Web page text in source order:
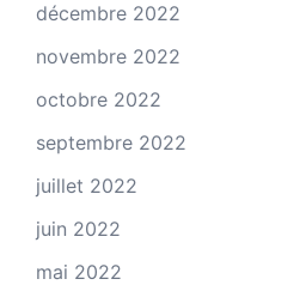
décembre 2022
novembre 2022
octobre 2022
septembre 2022
juillet 2022
juin 2022
mai 2022